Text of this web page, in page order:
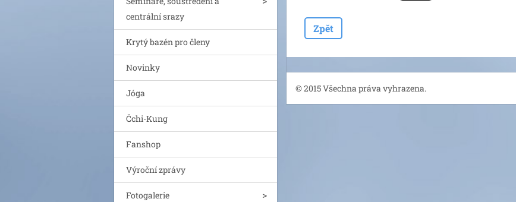
centrální srazy
Krytý bazén pro členy
Novinky
Jóga
Čchi-Kung
Fanshop
Výroční zprávy
Fotogalerie
Zpět
© 2015 Všechna práva vyhrazena.